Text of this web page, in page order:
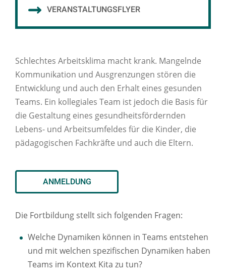
VERANSTALTUNGSFLYER
Schlechtes Arbeitsklima macht krank. Mangelnde
Kommunikation und Ausgrenzungen stören die
Entwicklung und auch den Erhalt eines gesunden
Teams. Ein kollegiales Team ist jedoch die Basis für
die Gestaltung eines gesundheitsfördernden
Lebens- und Arbeitsumfeldes für die Kinder, die
pädagogischen Fachkräfte und auch die Eltern.
ANMELDUNG
Die Fortbildung stellt sich folgenden Fragen:
Welche Dynamiken können in Teams entstehen
und mit welchen spezifischen Dynamiken haben
Teams im Kontext Kita zu tun?